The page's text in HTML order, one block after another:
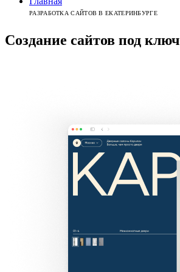
РАЗРАБОТКА САЙТОВ В ЕКАТЕРИНБУРГЕ
Создание сайтов под ключ